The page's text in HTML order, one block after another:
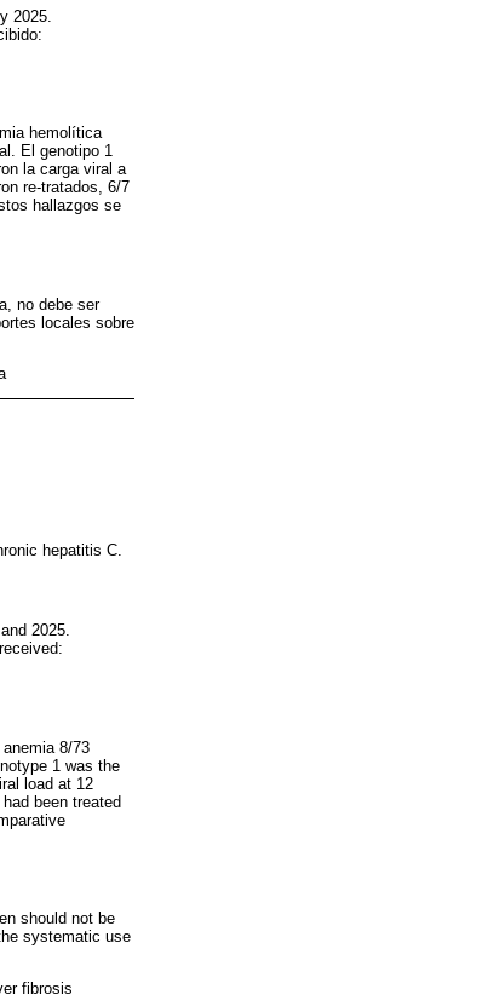
2025.
hemolítica
El genotipo 1
la carga viral a
re-tratados, 6/7
hallazgos se
no debe ser
locales sobre
hepatitis C.
2025.
8/73
1 was the
load at 12
been treated
should not be
systematic use
fibrosis